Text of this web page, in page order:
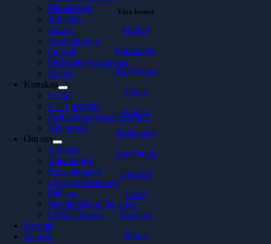
Partnerskap
Telekom
Finans
Produktbolag
Industri
Offentlig verksamhet
Energi
Kunskap
Event
CTO Insights
Nedladdningsbart och In 5
Allt om AI
Om oss
Nyheter
Våra kontor
Konsultquizet
Livet på Softhouse
Om oss
People behind the code
Lediga tjänster
Kontakt
English
Våra kontor
Malmö
Karlskrona
Karlshamn
Växjö
Kalmar
Jönköping
Stockholm
Uppsala
Luleå
Sarajevo
Milou